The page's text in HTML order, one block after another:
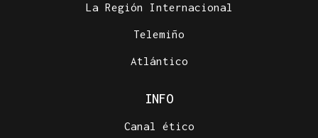
La Región Internacional
Telemiño
Atlántico
INFO
Canal ético